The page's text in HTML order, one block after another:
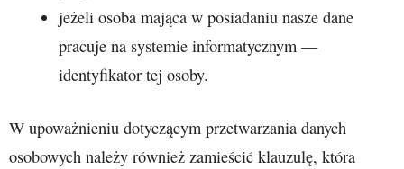
jeżeli osoba mająca w posiadaniu nasze dane
pracuje na systemie informatycznym —
identyfikator tej osoby.
W upoważnieniu dotyczącym przetwarzania danych
osobowych należy również zamieścić klauzulę, która